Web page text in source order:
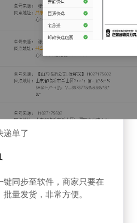
递单了
键同步至软件，商家只要在
量发货，非常方便。